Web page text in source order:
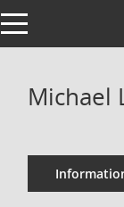
Toggle navigation
Michael